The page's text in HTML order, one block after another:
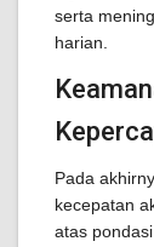
serta
harian.
Pada
kecepatan
atas